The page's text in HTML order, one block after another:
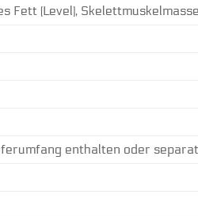
(Level),
enthalten oder